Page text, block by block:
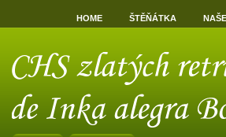
HOME ŠTĚŇÁTKA